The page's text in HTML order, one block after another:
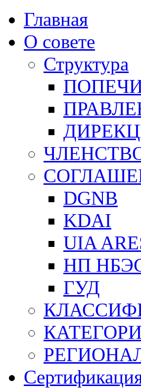
Главная
О совете
Структура
DGNB
KDAI
UIA
НП
ГУД